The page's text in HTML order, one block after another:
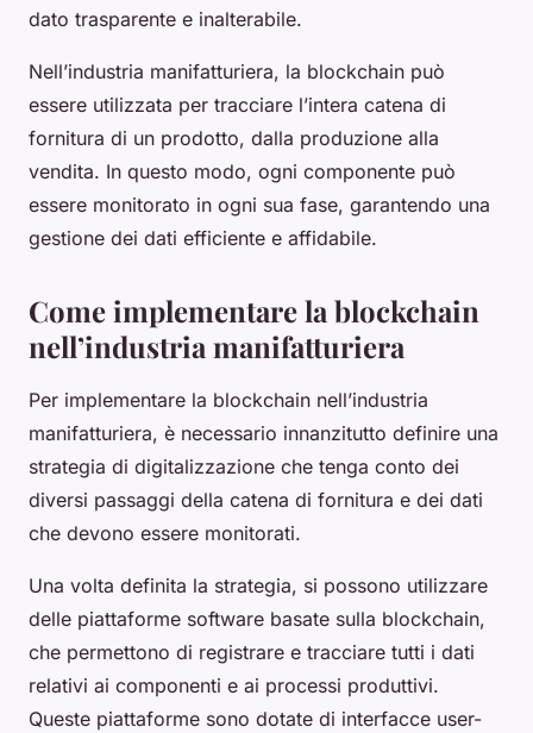
dato trasparente e inalterabile.
Nell’industria manifatturiera, la blockchain può
essere utilizzata per tracciare l’intera catena di
fornitura di un prodotto, dalla produzione alla
vendita. In questo modo, ogni componente può
essere monitorato in ogni sua fase, garantendo una
gestione dei dati efficiente e affidabile.
Come implementare la blockchain
nell’industria manifatturiera
Per implementare la blockchain nell’industria
manifatturiera, è necessario innanzitutto definire una
strategia di digitalizzazione che tenga conto dei
diversi passaggi della catena di fornitura e dei dati
che devono essere monitorati.
Una volta definita la strategia, si possono utilizzare
delle piattaforme software basate sulla blockchain,
che permettono di registrare e tracciare tutti i dati
relativi ai componenti e ai processi produttivi.
Queste piattaforme sono dotate di interfacce user-